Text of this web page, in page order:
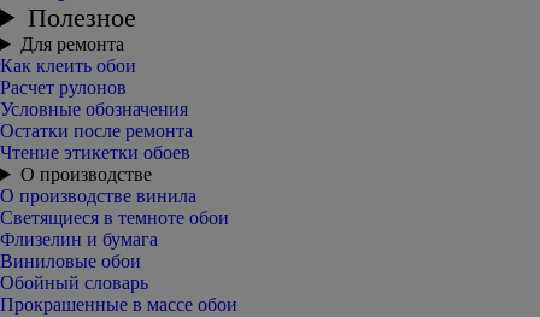
Полезное
Для ремонта
Как клеить обои
Расчет рулонов
Условные обозначения
Остатки после ремонта
Чтение этикетки обоев
О производстве
О производстве винила
Светящиеся в темноте обои
Флизелин и бумага
Виниловые обои
Обойный словарь
Прокрашенные в массе обои